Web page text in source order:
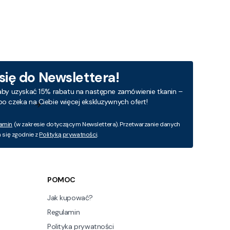
do Newslettera!
uzyskać 15% rabatu na następne zamówienie tkanin –
czeka na Ciebie więcej ekskluzywnych ofert!
(w zakresie dotyczącym Newslettera). Przetwarzanie danych
się zgodnie zPolityką prywatności.
POMOC
Jak kupować?
Regulamin
Polityka prywatności